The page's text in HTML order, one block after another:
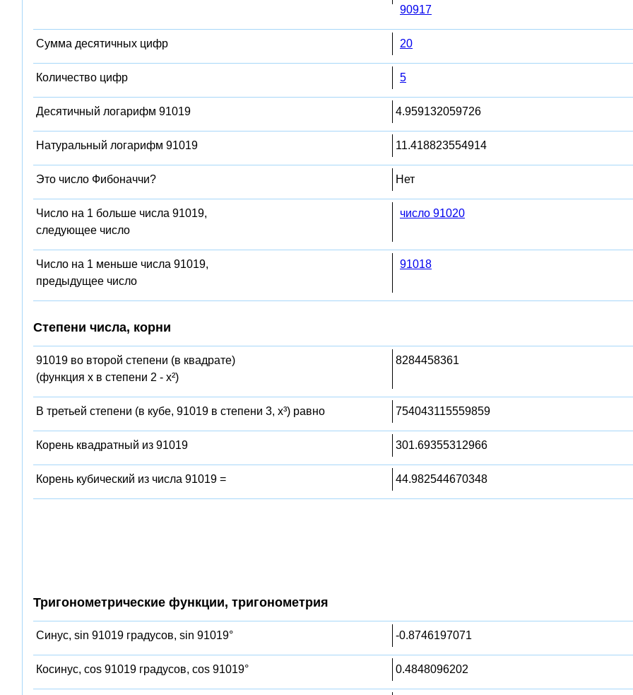
90917
Сумма десятичных цифр 20
Количество цифр 5
Десятичный логарифм 91019 4.959132059726
Натуральный логарифм 91019 11.418823554914
Это число Фибоначчи? Нет
Число на 1 больше числа 91019,
следующее число
число 91020
Число на 1 меньше числа 91019,
предыдущее число
91018
Степени числа, корни
91019 во второй степени (в квадрате)
(функция x в степени 2 - x²)
8284458361
В третьей степени (в кубе, 91019 в степени 3, x³) равно 754043115559859
Корень квадратный из 91019 301.69355312966
Корень кубический из числа 91019 = 44.982544670348
Тригонометрические функции, тригонометрия
Синус, sin 91019 градусов, sin 91019° -0.8746197071
Косинус, cos 91019 градусов, cos 91019° 0.4848096202